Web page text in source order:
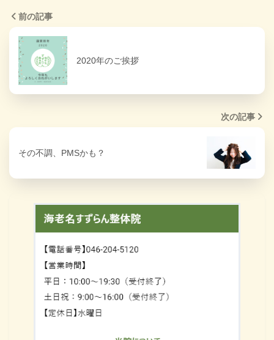
前の記事
2020年のご挨拶
次の記事
その不調、PMSかも？